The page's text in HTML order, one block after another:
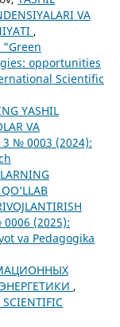
VA
,
"Green
opportunities
Scientific
YASHIL
VA
3 № 0003 (2024):
(2025):
va Pedagogika
,